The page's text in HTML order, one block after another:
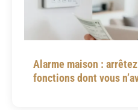
Alarme maison :
fonctions dont vous